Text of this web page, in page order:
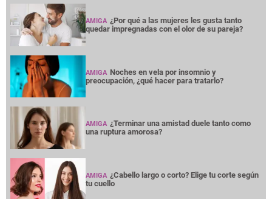
AMIGA ¿Por qué a las mujeres les gusta tanto
quedar impregnadas con el olor de su pareja?
AMIGA Noches en vela por insomnio y
preocupación, ¿qué hacer para tratarlo?
AMIGA ¿Terminar una amistad duele tanto como
una ruptura amorosa?
AMIGA ¿Cabello largo o corto? Elige tu corte según
tu cuello